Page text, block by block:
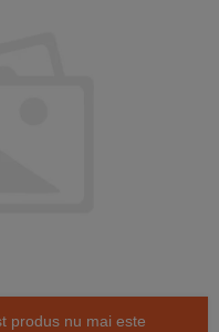
produs nu mai este